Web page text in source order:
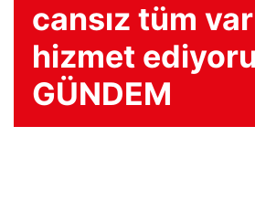
cansız tüm
hizmet
GÜNDEM